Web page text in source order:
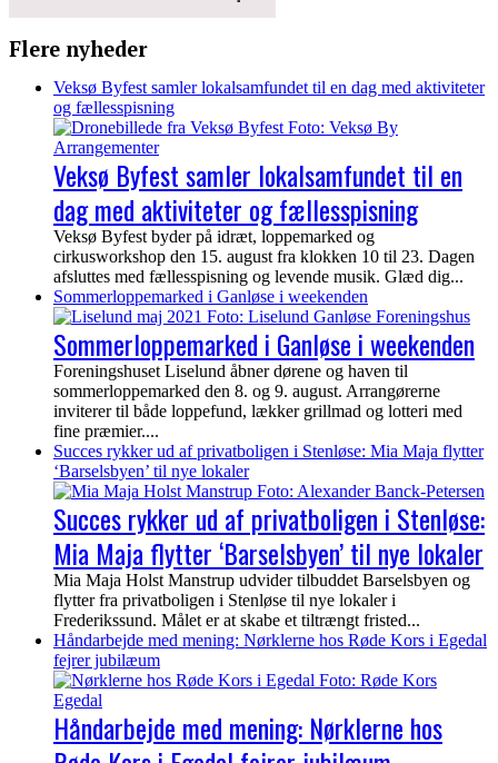
Flere nyheder
Veksø Byfest samler lokalsamfundet til en dag med aktiviteter
og fællesspisning
Veksø Byfest samler lokalsamfundet til en
dag med aktiviteter og fællesspisning
Veksø Byfest byder på idræt, loppemarked og
cirkusworkshop den 15. august fra klokken 10 til 23. Dagen
afsluttes med fællesspisning og levende musik. Glæd dig...
Sommerloppemarked i Ganløse i weekenden
Sommerloppemarked i Ganløse i weekenden
Foreningshuset Liselund åbner dørene og haven til
sommerloppemarked den 8. og 9. august. Arrangørerne
inviterer til både loppefund, lækker grillmad og lotteri med
fine præmier....
Succes rykker ud af privatboligen i Stenløse: Mia Maja flytter
‘Barselsbyen’ til nye lokaler
Succes rykker ud af privatboligen i Stenløse:
Mia Maja flytter ‘Barselsbyen’ til nye lokaler
Mia Maja Holst Manstrup udvider tilbuddet Barselsbyen og
flytter fra privatboligen i Stenløse til nye lokaler i
Frederikssund. Målet er at skabe et tiltrængt fristed...
Håndarbejde med mening: Nørklerne hos Røde Kors i Egedal
fejrer jubilæum
Håndarbejde med mening: Nørklerne hos